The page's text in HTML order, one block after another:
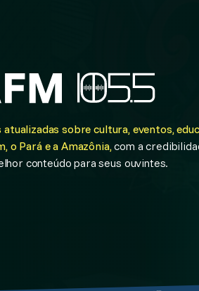
sobre cultura, eventos,
o Pará e a Amazônia,com a
conteúdo para seus ouvintes.